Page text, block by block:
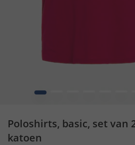
1
Poloshirts, basic, set van
katoen